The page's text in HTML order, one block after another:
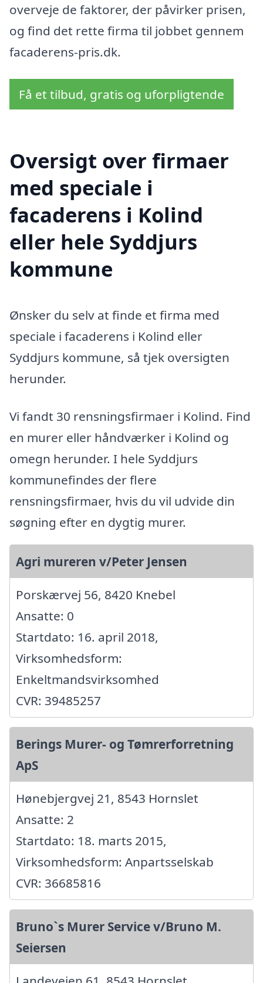
overveje de faktorer, der påvirker prisen,
og find det rette firma til jobbet gennem
facaderens-pris.dk.
Få et tilbud, gratis og uforpligtende
Oversigt over firmaer
med speciale i
facaderens i Kolind
eller hele Syddjurs
kommune
Ønsker du selv at finde et firma med
speciale i facaderens i Kolind eller
Syddjurs kommune, så tjek oversigten
herunder.
Vi fandt 30 rensningsfirmaer i Kolind. Find
en murer eller håndværker i Kolind og
omegn herunder. I hele Syddjurs
kommunefindes der flere
rensningsfirmaer, hvis du vil udvide din
søgning efter en dygtig murer.
Agri mureren v/Peter Jensen
Porskærvej 56, 8420 Knebel
Ansatte: 0
Startdato: 16. april 2018,
Virksomhedsform:
Enkeltmandsvirksomhed
CVR: 39485257
Berings Murer- og Tømrerforretning
ApS
Hønebjergvej 21, 8543 Hornslet
Ansatte: 2
Startdato: 18. marts 2015,
Virksomhedsform: Anpartsselskab
CVR: 36685816
Bruno`s Murer Service v/Bruno M.
Seiersen